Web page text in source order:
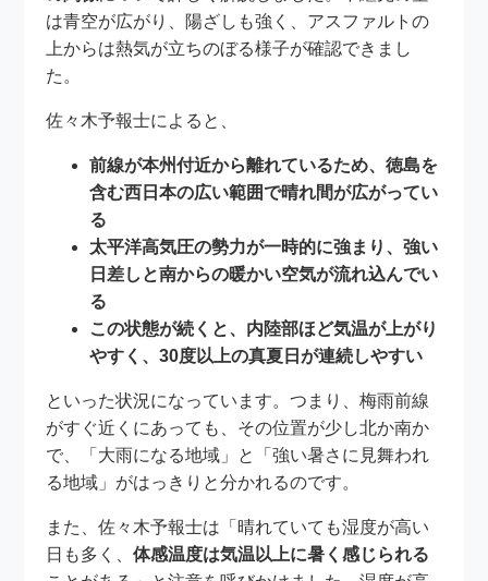
は青空が広がり、陽ざしも強く、アスファルトの
上からは熱気が立ちのぼる様子が確認できまし
た。
佐々木予報士によると、
前線が本州付近から離れているため、徳島を
含む西日本の広い範囲で晴れ間が広がってい
る
太平洋高気圧の勢力が一時的に強まり、強い
日差しと南からの暖かい空気が流れ込んでい
る
この状態が続くと、内陸部ほど気温が上がり
やすく、30度以上の真夏日が連続しやすい
といった状況になっています。つまり、梅雨前線
がすぐ近くにあっても、その位置が少し北か南か
で、「大雨になる地域」と「強い暑さに見舞われ
る地域」がはっきりと分かれるのです。
また、佐々木予報士は「晴れていても湿度が高い
日も多く、体感温度は気温以上に暑く感じられる